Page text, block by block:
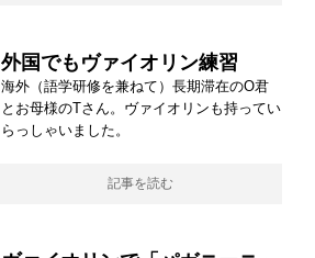
外国でもヴァイオリン練習
海外（語学研修を兼ねて）長期滞在のO君
とお母様のTさん。ヴァイオリンも持ってい
らっしゃいました。
記事を読む